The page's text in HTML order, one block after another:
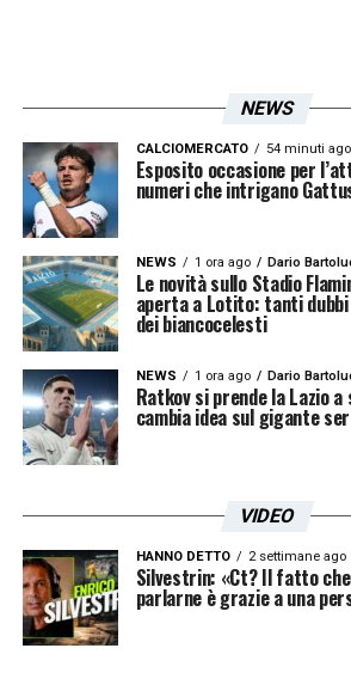
NEWS
CALCIOMERCATO 54 minuti ago
Esposito occasione per
numeri che intrigano
NEWS 1 ora ago Dario
Le novità sullo Stadio
aperta a Lotito: tanti
dei biancocelesti
NEWS 1 ora ago Dario
Ratkov si prende la Lazio
cambia idea sul gigante
VIDEO
HANNO DETTO 2 settimane ago
Silvestrin: «Ct? Il fatto
parlarne è grazie a una